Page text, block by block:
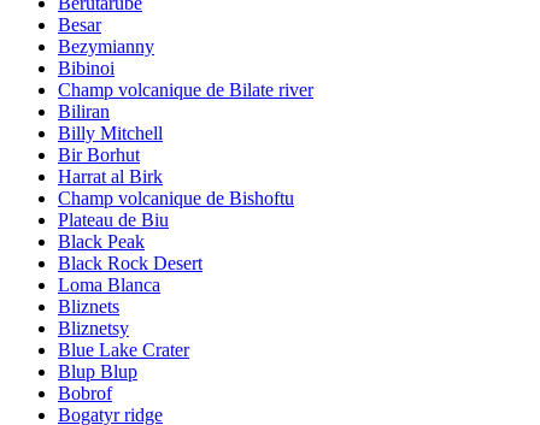
Besar
Bezymianny
Bibinoi
Champ volcanique de Bilate river
Biliran
Billy Mitchell
Bir Borhut
Harrat al Birk
Champ volcanique de Bishoftu
Plateau de Biu
Black Peak
Black Rock Desert
Loma Blanca
Bliznets
Bliznetsy
Blue Lake Crater
Blup Blup
Bobrof
Bogatyr ridge